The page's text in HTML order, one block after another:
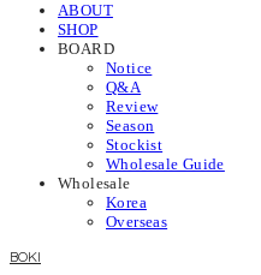
ABOUT
SHOP
BOARD
Notice
Q&A
Review
Season
Stockist
Wholesale Guide
Wholesale
Korea
Overseas
BOKI